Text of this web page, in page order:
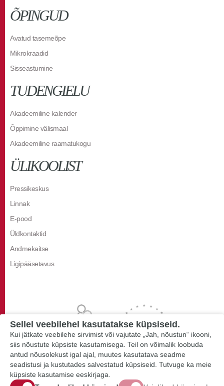
ÕPINGUD
Avatud tasemeõpe
Mikrokraadid
Sisseastumine
TUDENGIELU
Akadeemiline kalender
Õppimine välismaal
Akadeemiline raamatukogu
ÜLIKOOLIST
Pressikeskus
Linnak
E-pood
Üldkontaktid
Andmekaitse
Ligipääsetavus
Sellel veebilehel kasutatakse küpsiseid.
Kui jätkate veebilehe sirvimist või vajutate „Jah, nõustun“ ikooni,
siis nõustute küpsiste kasutamisega. Teil on võimalik loobuda
antud nõusolekust igal ajal, muutes kasutatava seadme
seadistusi ja kustutades salvestatud küpsiseid. Tutvuge ka meie
küpsiste kasutamise eeskirjaga.